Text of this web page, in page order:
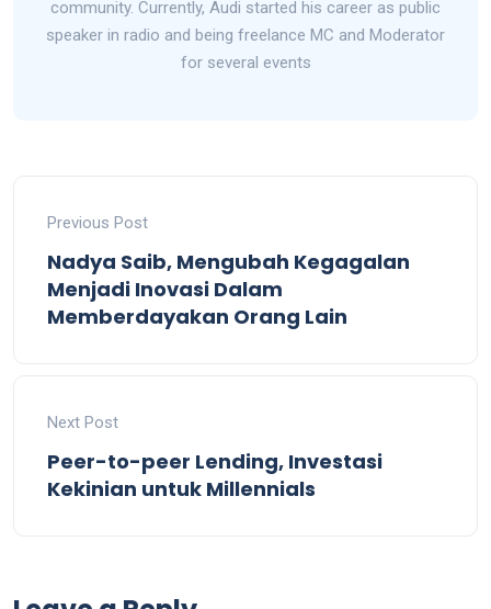
community. Currently, Audi started his career as public
speaker in radio and being freelance MC and Moderator
for several events
Previous Post
Nadya Saib, Mengubah Kegagalan
Menjadi Inovasi Dalam
Memberdayakan Orang Lain
Next Post
Peer-to-peer Lending, Investasi
Kekinian untuk Millennials